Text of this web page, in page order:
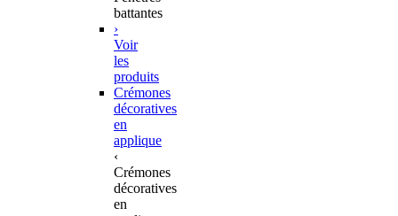
battantes
›
Voir
les
produits
Crémones
décoratives
en
applique
‹
Crémones
décoratives
en